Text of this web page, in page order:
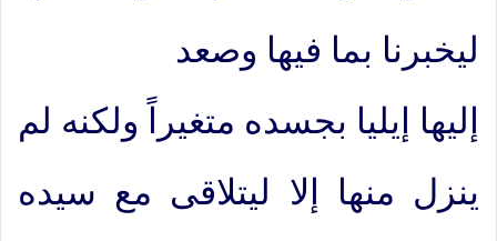
ليخبرنا بما فيها وصعد
إليها إيليا بجسده متغيراً ولكنه لم
ينزل منها إلا ليتلاقى مع سيده